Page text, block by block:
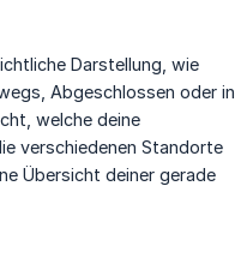
Darstellung, wie
Abgeschlossen oder in
welche deine
verschiedenen Standorte
Übersicht deiner gerade